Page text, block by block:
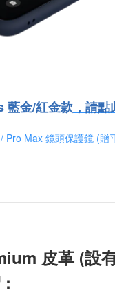
金/紅金款 ， 請點
皮革 (設
: